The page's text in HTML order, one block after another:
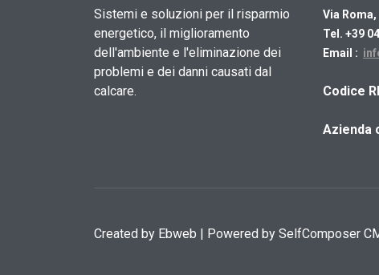
Sistemi e soluzioni per il risparmio
energetico, il miglioramento
dell'ambiente e l'eliminazione dei
problemi e dei danni causati dal
calcare.
Via
Tel. +39
Email :
​Codice
Azienda
Created by Ebweb | Powered by SelfComposer